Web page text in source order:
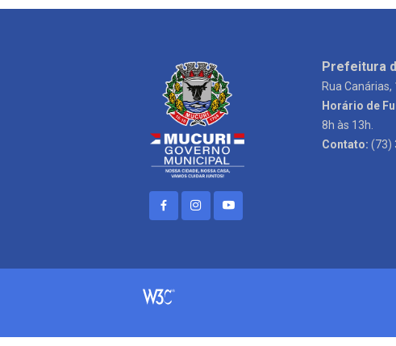
Prefeitura
Rua
Horário de
8h às 13h.
Contato: (73)